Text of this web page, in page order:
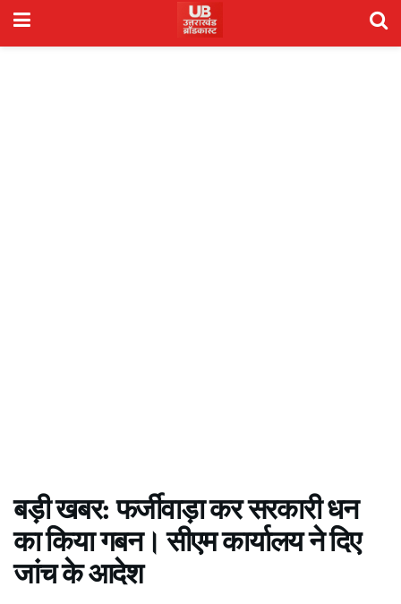
बड़ी खबर: फर्जीवाड़ा कर सरकारी धन
का किया गबन। सीएम कार्यालय ने दिए
जांच के आदेश